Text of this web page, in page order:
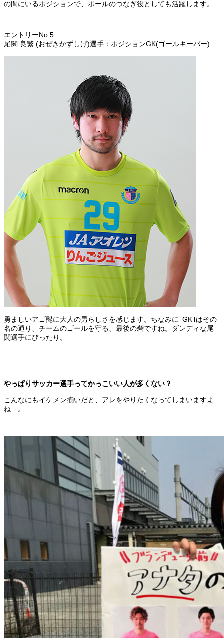
の間にいるポジションで、ボールのつなぎ役としても活躍します。
エントリーNo.5
尾関 良繁 (おぜきかずしげ)選手：ポジションGK(ゴールキーパー)
勇ましいアゴ髭に大人の男らしさを感じます。ちなみに｢GK｣はその
名の通り、チームのゴールを守る、最後の砦ですね。ダンディな尾
関選手にぴったり。
やっぱりサッカー選手ってかっこいい人が多くない？
こんなにもイケメン揃いだと、アレをやりたくなってしまいますよ
ね…。